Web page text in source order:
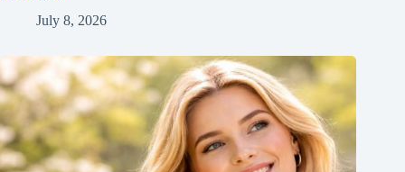
July 8, 2026